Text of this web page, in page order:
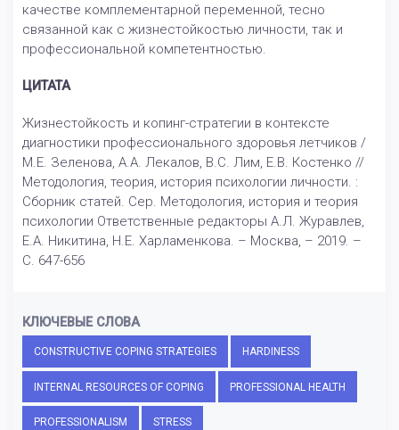
качестве комплементарной переменной, тесно
связанной как с жизнестойкостью личности, так и
профессиональной компетентностью.
ЦИТАТА
Жизнестойкость и копинг-стратегии в контексте
диагностики профессионального здоровья летчиков /
М.Е. Зеленова, А.А. Лекалов, В.С. Лим, Е.В. Костенко //
Методология, теория, история психологии личности. :
Сборник статей. Сер. Методология, история и теория
психологии Ответственные редакторы А.Л. Журавлев,
Е.А. Никитина, Н.Е. Харламенкова. – Москва, – 2019. –
С. 647-656
КЛЮЧЕВЫЕ СЛОВА
CONSTRUCTIVE COPING STRATEGIES HARDINESS
INTERNAL RESOURCES OF COPING PROFESSIONAL HEALTH
PROFESSIONALISM STRESS